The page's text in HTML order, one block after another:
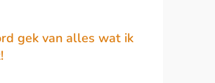
gek van alles wat ik